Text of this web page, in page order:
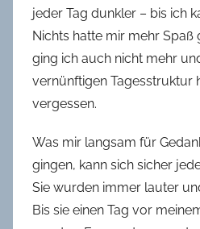
jeder Tag dunkler – bis ich
Nichts hatte mir mehr
ging ich auch nicht mehr
vernünftigen Tagesstruktur
vergessen.
Was mir langsam für
gingen, kann sich sicher
Sie wurden immer lauter
Bis sie einen Tag vor